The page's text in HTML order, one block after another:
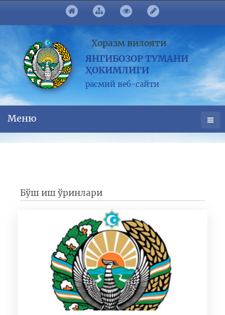
Хоразм вилояти
ЯНГИБОЗОР ТУМАНИ
ҲОКИМЛИГИ
расмий веб-сайти
Меню
Бўш иш ўринлари